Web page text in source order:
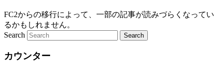
FC2からの移行によって、一部の記事が読みづらくなってい
るかもしれません。
Search
カウンター